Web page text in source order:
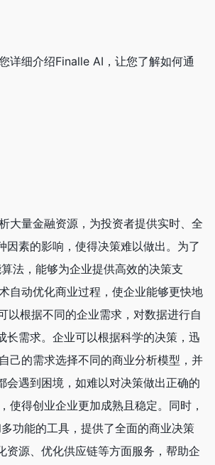
详细介绍Finalle AI，让您了解如何通
大量金融资源，为投资者提供实时、全
素的影响，使得决策难以做出。为了
法，能够为企业提供高效的决策支
自动优化商业过程，使企业能够更快地
以根据不同的企业需求，对数据进行自
需求。企业可以根据科学的决策，迅
己的需求选择不同的商业分析模型，并
遇到困境，如难以对决策做出正确的
得创业企业更加成熟且稳定。同时，
功能的工具，提供了全面的商业决策
源、优化供应链等方面服务，帮助企